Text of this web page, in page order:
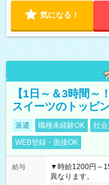
気になる！
【1日～＆3時間～
スイーツのトッピ
派遣 職種未経験OK 社
WEB登録・面接OK
給与
▼時給1200円～
異なります。